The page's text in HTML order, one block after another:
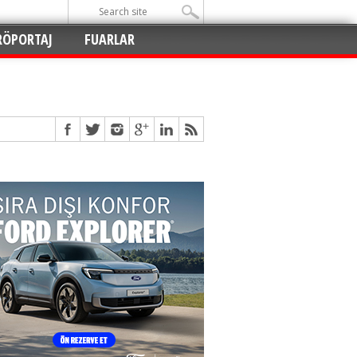
FUARLAR